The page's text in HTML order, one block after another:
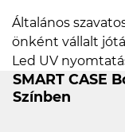
Általános
önként vállalt
Led UV
SMART CASE
Színben